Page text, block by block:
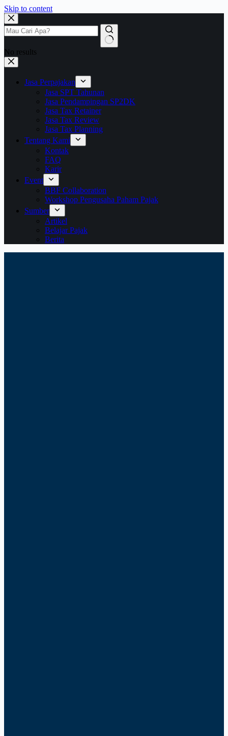
Skip to content
No results
Jasa Perpajakan
Jasa SPT Tahunan
Jasa Pendampingan SP2DK
Jasa Tax Retainer
Jasa Tax Review
Jasa Tax Planning
Tentang Kami
Kontak
FAQ
Karir
Event
BBF Collaboration
Workshop Pengusaha Paham Pajak
Sumber
Artikel
Belajar Pajak
Berita